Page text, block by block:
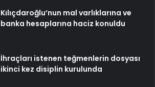
Kılıçdaroğlu’nun mal varlıklarına ve
banka hesaplarına haciz konuldu
İhraçları istenen teğmenlerin dosyası
ikinci kez disiplin kurulunda